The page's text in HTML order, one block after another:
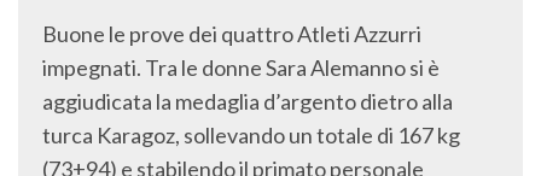
Buone le prove dei quattro Atleti Azzurri
impegnati. Tra le donne Sara Alemanno si è
aggiudicata la medaglia d’argento dietro alla
turca Karagoz, sollevando un totale di 167 kg
(73+94) e stabilendo il primato personale